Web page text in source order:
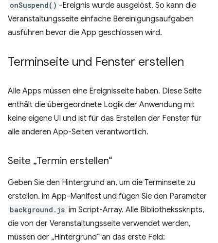
onSuspend() -Ereignis wurde ausgelöst. So kann die
Veranstaltungsseite einfache Bereinigungsaufgaben
ausführen bevor die App geschlossen wird.
Terminseite und Fenster erstellen
Alle Apps müssen eine Ereignisseite haben. Diese Seite
enthält die übergeordnete Logik der Anwendung mit
keine eigene UI und ist für das Erstellen der Fenster für
alle anderen App-Seiten verantwortlich.
Seite „Termin erstellen“
Geben Sie den Hintergrund an, um die Terminseite zu
erstellen. im App-Manifest und fügen Sie den Parameter
background.js im Script-Array. Alle Bibliotheksskripts,
die von der Veranstaltungsseite verwendet werden,
müssen der „Hintergrund“ an das erste Feld: